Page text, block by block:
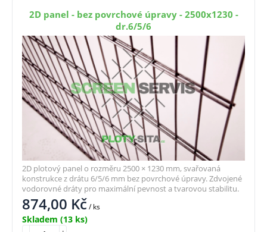
2D panel - bez povrchové úpravy - 2500x1230 -
dr.6/5/6
874,00 Kč/ ks
Skladem (13 ks)
2D plotový panel o rozměru 2500 × 1230 mm, svařovaná
konstrukce z drátu 6/5/6 mm bez povrchové úpravy. Zdvojené
vodorovné dráty pro maximální pevnost a tvarovou stabilitu.